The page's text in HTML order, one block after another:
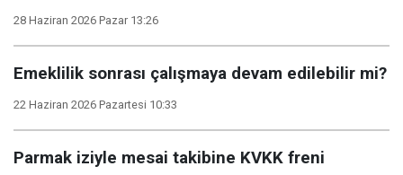
28 Haziran 2026 Pazar 13:26
Emeklilik sonrası çalışmaya devam edilebilir mi?
22 Haziran 2026 Pazartesi 10:33
Parmak iziyle mesai takibine KVKK freni